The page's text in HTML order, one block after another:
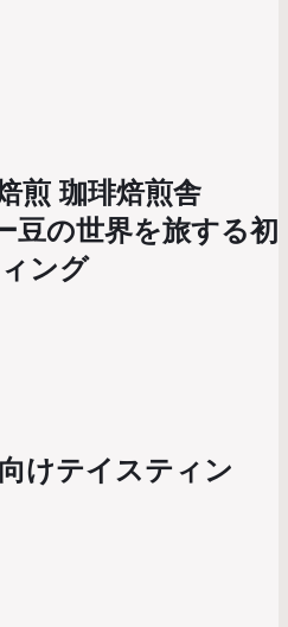
煎 珈琲焙煎舎
の世界を旅する初
ング
けテイスティン